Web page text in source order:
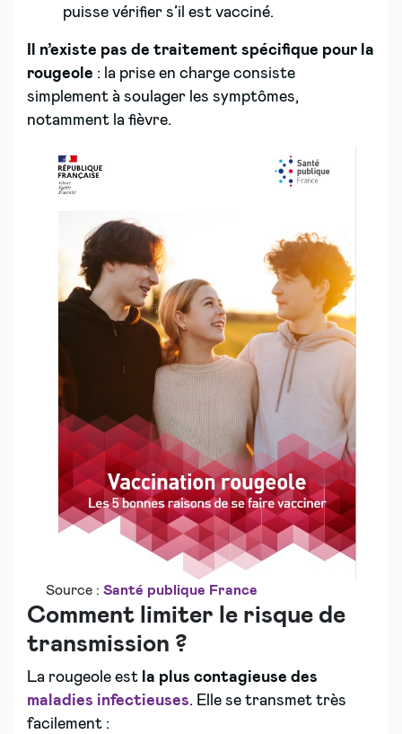
puisse vérifier s’il est vacciné.
Il n’existe pas de traitement spécifique pour la
rougeole : la prise en charge consiste
simplement à soulager les symptômes,
notamment la fièvre.
Source : Santé publique France
Comment limiter le risque de
transmission ?
La rougeole est la plus contagieuse des
maladies infectieuses. Elle se transmet très
facilement :